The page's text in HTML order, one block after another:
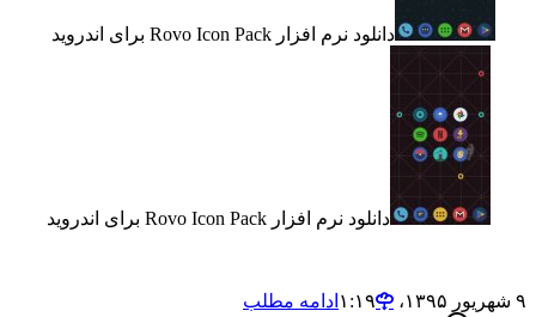
دانلود نرم افزار Rovo Icon Pack برای اندروید
دانلود نرم افزار Rovo Icon Pack برای اندروید
ادامه مطلب